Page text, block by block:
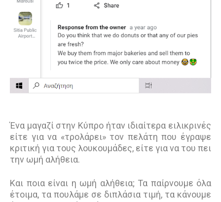
Ένα μαγαζί στην Κύπρο ήταν ιδιαίτερα ειλικρινές
είτε για να «τρολάρει» τον πελάτη που έγραψε
κριτική για τους λουκουμάδες, είτε για να του πει
την ωμή αλήθεια.
Και ποια είναι η ωμή αλήθεια; Τα παίρνουμε όλα
έτοιμα, τα πουλάμε σε διπλάσια τιμή, τα κάνουμε